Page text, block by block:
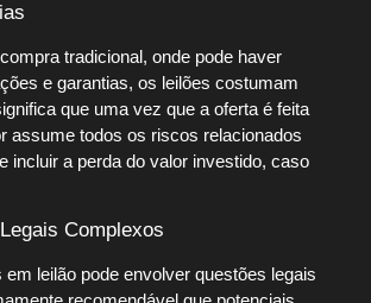
tradicional, onde pode haver
e garantias, os leilões costumam
que uma vez que a oferta é feita
assume todos os riscos relacionados
incluir a perda do valor investido, caso
Complexos
leilão pode envolver questões legais